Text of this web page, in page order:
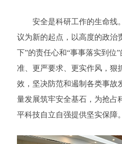
安全是科研工作的生命线
议为新的起点，以高度的政治
下”的责任心和“事事落实到位
准、更严要求、更实作风，狠
效，坚决防范和遏制各类事故
量发展筑牢安全基石，为抢占
平科技自立自强提供坚实保障。